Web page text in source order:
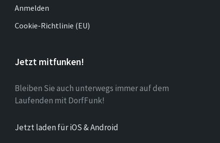
Anmelden
Cookie-Richtlinie (EU)
Jetzt mitfunken!
Bleiben Sie auch unterwegs immer auf dem
Laufenden mit DorfFunk!
Jetzt laden für iOS & Android